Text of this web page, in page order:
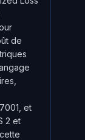
de
et
2 et